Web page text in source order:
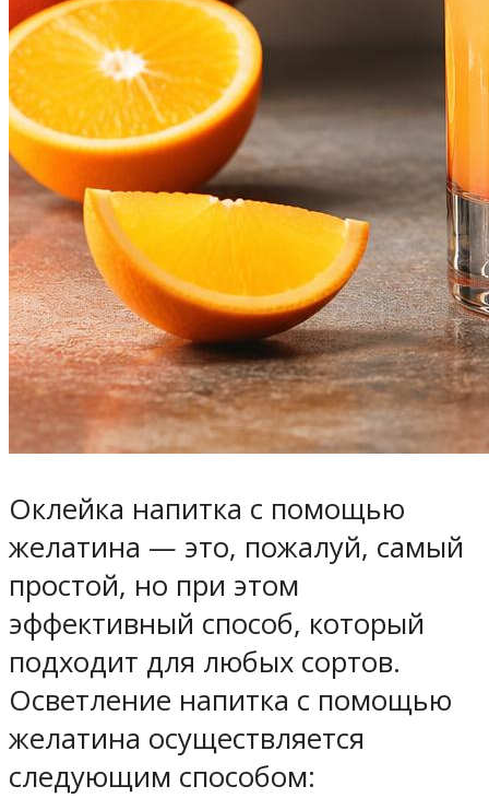
Оклейка напитка с помощью
желатина — это, пожалуй, самый
простой, но при этом
эффективный способ, который
подходит для любых сортов.
Осветление напитка с помощью
желатина осуществляется
следующим способом: